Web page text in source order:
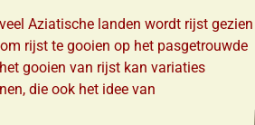
Aziatische landen wordt rijst gezien
rijst te gooien op het pasgetrouwde
gooien van rijst kan variaties
die ook het idee van